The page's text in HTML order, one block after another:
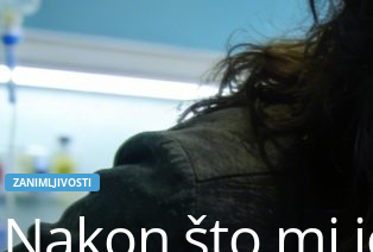
ZANIMLJIVOSTI